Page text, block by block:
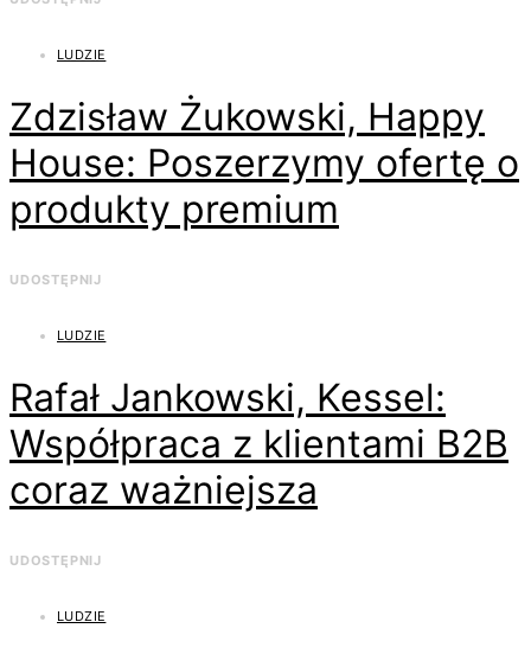
LUDZIE
Zdzisław Żukowski, Happy
House: Poszerzymy ofertę o
produkty premium
UDOSTĘPNIJ
LUDZIE
Rafał Jankowski, Kessel:
Współpraca z klientami B2B
coraz ważniejsza
UDOSTĘPNIJ
LUDZIE